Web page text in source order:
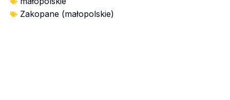
Zakopane (małopolskie)